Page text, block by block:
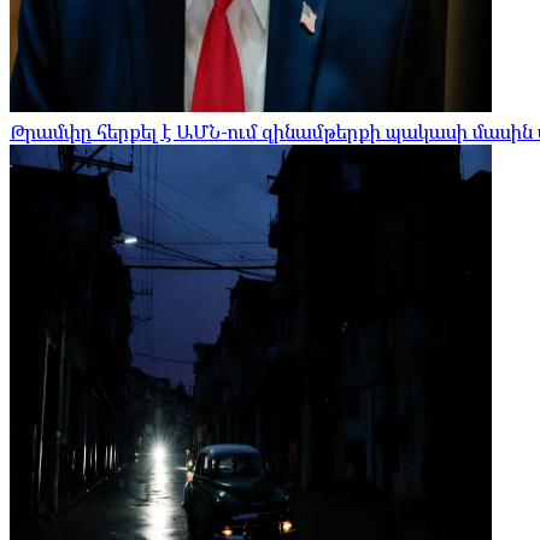
Թրամփը հերքել է ԱՄՆ-ում զինամթերքի պակասի մասին